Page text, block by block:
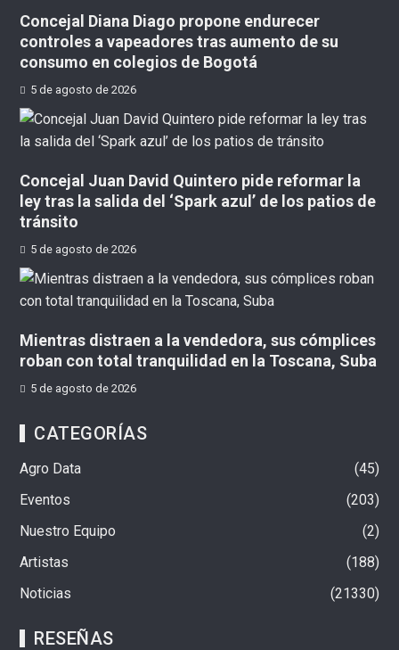
Concejal Diana Diago propone endurecer
controles a vapeadores tras aumento de su
consumo en colegios de Bogotá
5 de agosto de 2026
Concejal Juan David Quintero pide reformar la
ley tras la salida del ‘Spark azul’ de los patios de
tránsito
5 de agosto de 2026
Mientras distraen a la vendedora, sus cómplices
roban con total tranquilidad en la Toscana, Suba
5 de agosto de 2026
CATEGORÍAS
Agro Data
45
Eventos
203
Nuestro Equipo
2
Artistas
188
Noticias
21330
RESEÑAS